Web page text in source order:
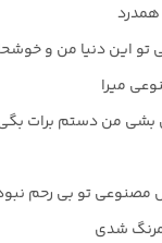
تو این دنیا من و
میرا
بشی من دستم برات
مصنوعی تو بی رحم
شدی